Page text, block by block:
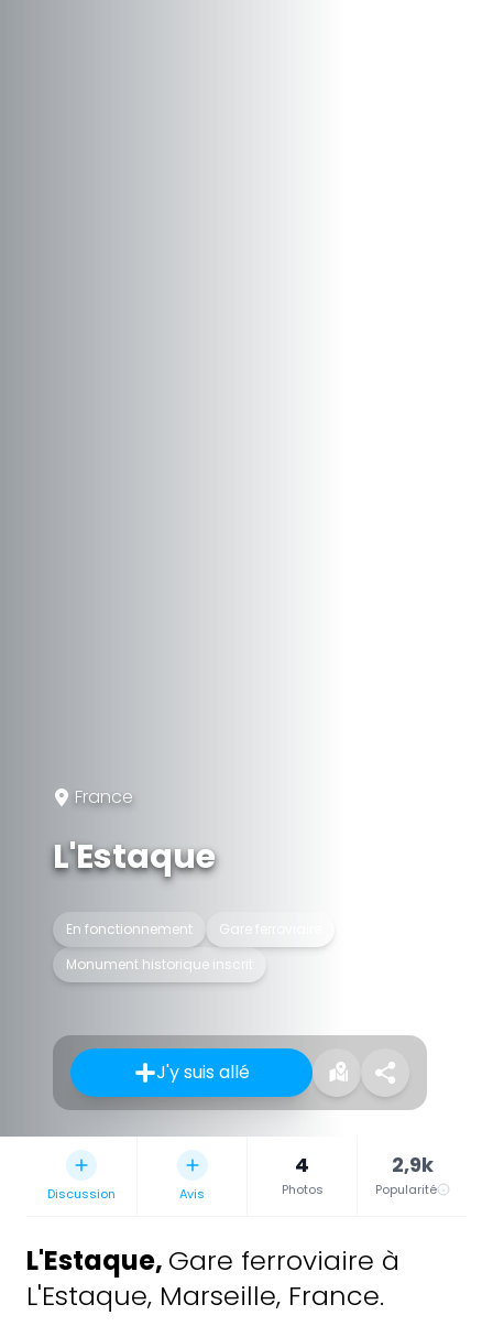
France
L'Estaque
En fonctionnement
Gare ferroviaire
Monument historique inscrit
J'y suis allé
Discussion Avis
4
Photos
2,9k
Popularité
L'Estaque, Gare ferroviaire à
L'Estaque, Marseille, France.